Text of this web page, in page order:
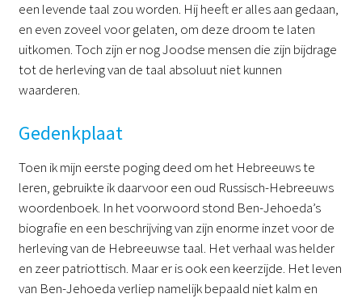
een levende taal zou worden. Hij heeft er alles aan gedaan,
en even zoveel voor gelaten, om deze droom te laten
uitkomen. Toch zijn er nog Joodse mensen die zijn bijdrage
tot de herleving van de taal absoluut niet kunnen
waarderen.
Gedenkplaat
Toen ik mijn eerste poging deed om het Hebreeuws te
leren, gebruikte ik daarvoor een oud Russisch-Hebreeuws
woordenboek. In het voorwoord stond Ben-Jehoeda’s
biografie en een beschrijving van zijn enorme inzet voor de
herleving van de Hebreeuwse taal. Het verhaal was helder
en zeer patriottisch. Maar er is ook een keerzijde. Het leven
van Ben-Jehoeda verliep namelijk bepaald niet kalm en